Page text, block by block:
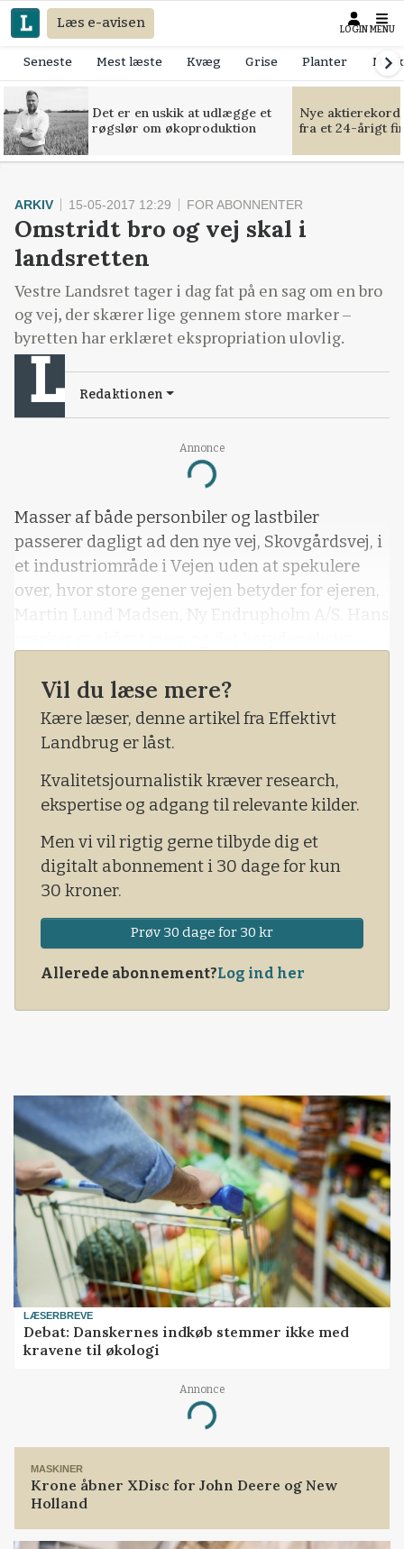
Læs e-avisen LOGIN MENU
Seneste Mest læste Kvæg Grise Planter
Det er en uskik at udlægge et
røgslør om økoproduktion
Nye
fra et 24-årigt
Annonce
Loading...
ARKIV 15-05-2017 12:29 FOR ABONNENTER
Omstridt bro og vej skal i
landsretten
Vestre Landsret tager i dag fat på en sag om en bro
og vej, der skærer lige gennem store marker –
byretten har erklæret ekspropriation ulovlig.
Redaktionen
Masser af både personbiler og lastbiler
passerer dagligt ad den nye vej, Skovgårdsvej, i
et industriområde i Vejen uden at spekulere
over, hvor store gener vejen betyder for ejeren,
Martin Lund Madsen, Ny Endrupholm A/S. Hans
Vil du læse mere?
Kære læser, denne artikel fra Effektivt
Landbrug er låst.
Kvalitetsjournalistik kræver research,
ekspertise og adgang til relevante kilder.
Men vi vil rigtig gerne tilbyde dig et
digitalt abonnement i 30 dage for kun
30 kroner.
Prøv 30 dage for 30 kr
Allerede abonnement?Log ind her
LÆSERBREVE
Debat: Danskernes indkøb stemmer ikke med
kravene til økologi
Annonce
Loading...
MASKINER
Krone åbner XDisc for John Deere og New
Holland